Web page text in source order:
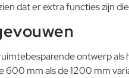
dat er extra functies zijn
ontwerp
mm als de 1200 mm